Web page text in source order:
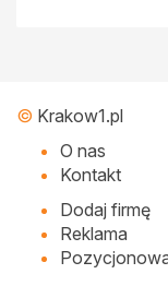
© Krakow1.pl
O nas
Kontakt
Dodaj firmę
Reklama